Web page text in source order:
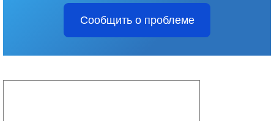
Сообщить о проблеме